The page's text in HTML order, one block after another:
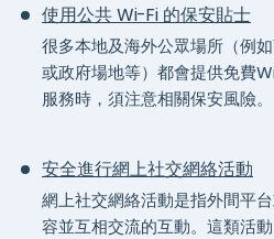
使用公共 Wi-Fi 的保安貼士
很多本地及海外公眾場所（例
或政府場地等）都會提供免費
服務時，須注意相關保安風險。
安全進行網上社交網絡活動
網上社交網絡活動是指外間平
容並互相交流的互動。這類活